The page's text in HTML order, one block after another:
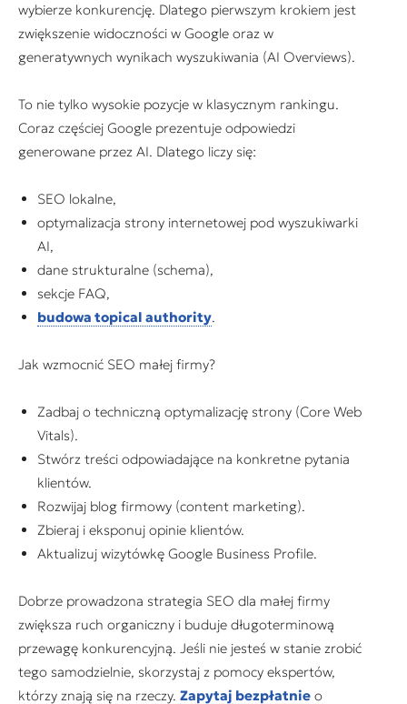
wybierze konkurencję. Dlatego pierwszym krokiem jest
zwiększenie widoczności w Google oraz w
generatywnych wynikach wyszukiwania (AI Overviews).
To nie tylko wysokie pozycje w klasycznym rankingu.
Coraz częściej Google prezentuje odpowiedzi
generowane przez AI. Dlatego liczy się:
SEO lokalne,
optymalizacja strony internetowej pod wyszukiwarki
AI,
dane strukturalne (schema),
sekcje FAQ,
budowa topical authority.
Jak wzmocnić SEO małej firmy?
Zadbaj o techniczną optymalizację strony (Core Web
Vitals).
Stwórz treści odpowiadające na konkretne pytania
klientów.
Rozwijaj blog firmowy (content marketing).
Zbieraj i eksponuj opinie klientów.
Aktualizuj wizytówkę Google Business Profile.
Dobrze prowadzona strategia SEO dla małej firmy
zwiększa ruch organiczny i buduje długoterminową
przewagę konkurencyjną. Jeśli nie jesteś w stanie zrobić
tego samodzielnie, skorzystaj z pomocy ekspertów,
którzy znają się na rzeczy. Zapytaj bezpłatnie o